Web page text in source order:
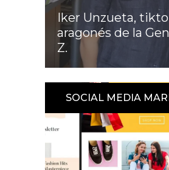
Iker Unzueta,
aragonés de la
Z.
SOCIAL MEDIA